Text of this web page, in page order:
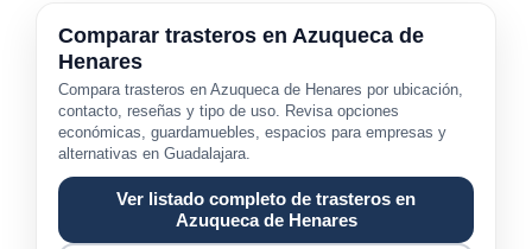
Comparar trasteros en Azuqueca de
Henares
Compara trasteros en Azuqueca de Henares por ubicación,
contacto, reseñas y tipo de uso. Revisa opciones
económicas, guardamuebles, espacios para empresas y
alternativas en Guadalajara.
Ver listado completo de trasteros en
Azuqueca de Henares